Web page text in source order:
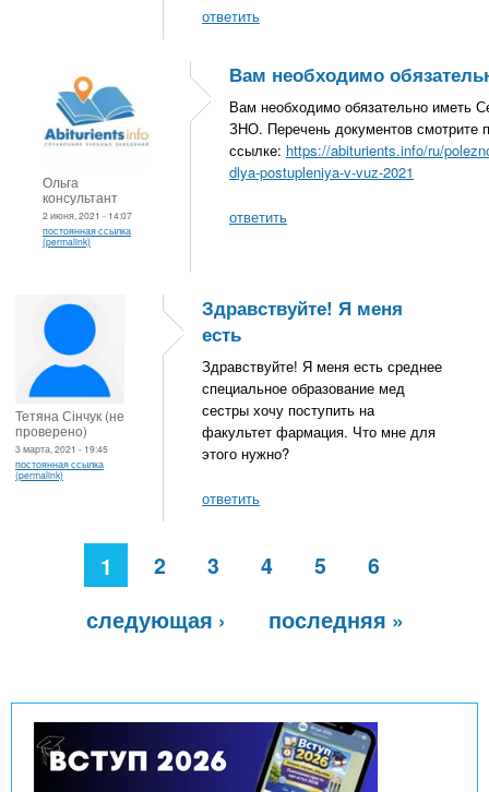
ответить
Ольга
консультант
2 июня, 2021 - 14:07
постоянная ссылка
(permalink)
Вам необходимо
Вам необходимо обязательно иметь
ЗНО. Перечень документов смотрите
ссылке: https://abiturients.info/ru/
dlya-postupleniya-v-vuz-2021
ответить
Тетяна Сінчук (не
проверено)
3 марта, 2021 - 19:45
постоянная ссылка
(permalink)
Здравствуйте! Я меня
есть
Здравствуйте! Я меня есть среднее
специальное образование мед
сестры хочу поступить на
факультет фармация. Что мне для
этого нужно?
ответить
и
ы
1 2 3 4 5
6
следующая ›
последняя »